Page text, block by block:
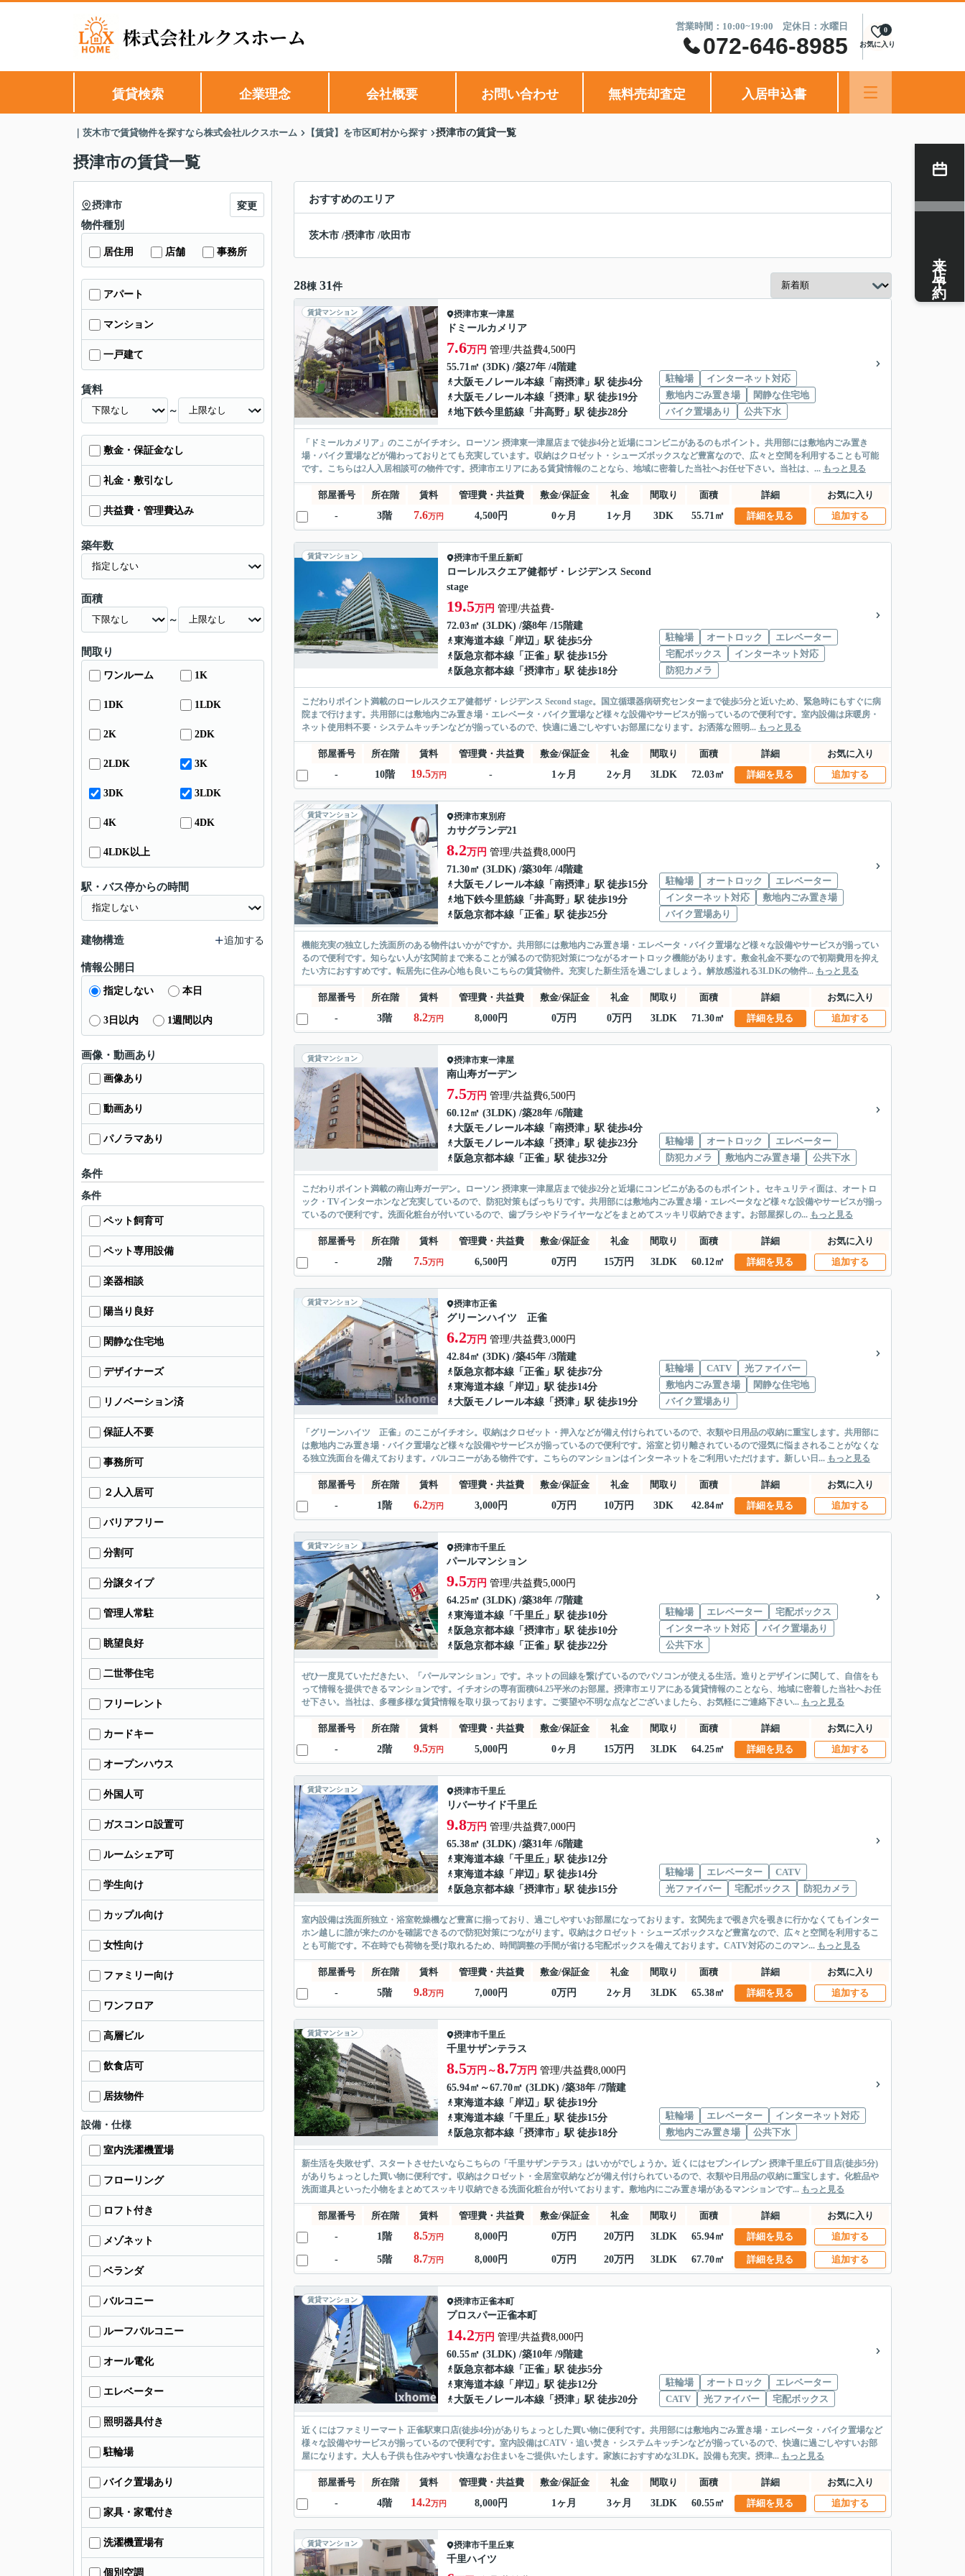
営業時間：10:00~19:00 定休日：水曜日
072-646-8985 お気に入り
0
賃貸検索 企業理念 会社概要 お問い合わせ 無料売却査定 入居申込書
｜茨木市で賃貸物件を探すなら株式会社ルクスホーム 【賃貸】を市区町村から探す 摂津市の賃貸一覧
摂津市の賃貸一覧
おすすめのエリア
茨木市 /摂津市 /吹田市
28棟 31 件
賃貸マンション 摂津市東一津屋
ドミールカメリア
7.6万円 管理/共益費4,500円
55.71㎡ (3DK) /築27年 /4階建
大阪モノレール本線 「 南摂津 」駅 徒歩4分
大阪モノレール本線 「 摂津 」駅 徒歩19分
地下鉄今里筋線 「 井高野 」駅 徒歩28分
駐輪場
インターネット対応
敷地内ごみ置き場
閑静な住宅地
バイク置場あり
公共下水
「ドミールカメリア」のここがイチオシ。ローソン 摂津東一津屋店まで徒歩4分と近場にコンビニがあるのもポイント。共用部には敷地内ごみ置き
場・バイク置場などが備わっておりとても充実しています。収納はクロゼット・シューズボックスなど豊富なので、広々と空間を利用することも可能
です。こちらは2人入居相談可の物件です。摂津市エリアにある賃貸情報のことなら、地域に密着した当社へお任せ下さい。当社は、... もっと見る
部屋番号 所在階 賃料 管理費・共益費 敷金/保証金 礼金 間取り 面積 詳細
お気に入り
-
3階 7.6万円 4,500円 0ヶ月 1ヶ月 3DK 55.71㎡ 詳細を見る 追加する
賃貸マンション 摂津市千里丘新町
ローレルスクエア健都ザ・レジデンス Second
stage
19.5万円 管理/共益費-
72.03㎡ (3LDK) /築8年 /15階建
東海道本線 「 岸辺 」駅 徒歩5分
阪急京都本線 「 正雀 」駅 徒歩15分
阪急京都本線 「 摂津市 」駅 徒歩18分
駐輪場 オートロック
エレベーター
宅配ボックス
インターネット対応
防犯カメラ
こだわりポイント満載のローレルスクエア健都ザ・レジデンス Second stage。国立循環器病研究センターまで徒歩5分と近いため、緊急時にもすぐに病
院まで行けます。共用部には敷地内ごみ置き場・エレベータ・バイク置場など様々な設備やサービスが揃っているので便利です。室内設備は床暖房・
ネット使用料不要・システムキッチンなどが揃っているので、快適に過ごしやすいお部屋になります。お洒落な照明... もっと見る
部屋番号 所在階 賃料 管理費・共益費 敷金/保証金 礼金 間取り 面積 詳細
お気に入り
-
10階 19.5万円 - 1ヶ月 2ヶ月 3LDK 72.03㎡ 詳細を見る 追加する
賃貸マンション 摂津市東別府
カサグランデ21
8.2万円 管理/共益費8,000円
71.30㎡ (3LDK) /築30年 /4階建
大阪モノレール本線 「 南摂津 」駅 徒歩15分
地下鉄今里筋線 「 井高野 」駅 徒歩19分
阪急京都本線 「 正雀 」駅 徒歩25分
駐輪場 オートロック
エレベーター
インターネット対応
敷地内ごみ置き場
バイク置場あり
機能充実の独立した洗面所のある物件はいかがですか。共用部には敷地内ごみ置き場・エレベータ・バイク置場など様々な設備やサービスが揃ってい
るので便利です。知らない人が玄関前まで来ることが減るので防犯対策につながるオートロック機能があります。敷金礼金不要なので初期費用を抑え
たい方におすすめです。転居先に住み心地も良いこちらの賃貸物件。充実した新生活を過ごしましょう。解放感溢れる3LDKの物件... もっと見る
部屋番号 所在階 賃料 管理費・共益費 敷金/保証金 礼金 間取り 面積 詳細
お気に入り
-
3階 8.2万円 8,000円 0万円 0万円 3LDK 71.30㎡ 詳細を見る 追加する
賃貸マンション 摂津市東一津屋
南山寿ガーデン
7.5万円 管理/共益費6,500円
60.12㎡ (3LDK) /築28年 /6階建
大阪モノレール本線 「 南摂津 」駅 徒歩4分
大阪モノレール本線 「 摂津 」駅 徒歩23分
阪急京都本線 「 正雀 」駅 徒歩32分
駐輪場 オートロック
エレベーター
防犯カメラ
敷地内ごみ置き場 公共下水
こだわりポイント満載の南山寿ガーデン。ローソン 摂津東一津屋店まで徒歩2分と近場にコンビニがあるのもポイント。セキュリティ面は、オートロ
ック・TVインターホンなど充実しているので、防犯対策もばっちりです。共用部には敷地内ごみ置き場・エレベータなど様々な設備やサービスが揃っ
ているので便利です。洗面化粧台が付いているので、歯ブラシやドライヤーなどをまとめてスッキリ収納できます。お部屋探しの... もっと見る
部屋番号 所在階 賃料 管理費・共益費 敷金/保証金 礼金 間取り 面積 詳細
お気に入り
-
2階 7.5万円 6,500円 0万円 15万円 3LDK 60.12㎡ 詳細を見る 追加する
賃貸マンション 摂津市正雀
グリーンハイツ 正雀
6.2万円 管理/共益費3,000円
42.84㎡ (3DK) /築45年 /3階建
阪急京都本線 「 正雀 」駅 徒歩7分
東海道本線 「 岸辺 」駅 徒歩14分
大阪モノレール本線 「 摂津 」駅 徒歩19分
駐輪場 CATV
光ファイバー
敷地内ごみ置き場
閑静な住宅地
バイク置場あり
「グリーンハイツ 正雀」のここがイチオシ。収納はクロゼット・押入などが備え付けられているので、衣類や日用品の収納に重宝します。共用部に
は敷地内ごみ置き場・バイク置場など様々な設備やサービスが揃っているので便利です。浴室と切り離されているので湿気に悩まされることがなくな
る独立洗面台を備えております。バルコニーがある物件です。こちらのマンションはインターネットをご利用いただけます。新しい日... もっと見る
部屋番号 所在階 賃料 管理費・共益費 敷金/保証金 礼金 間取り 面積 詳細
お気に入り
-
1階 6.2万円 3,000円 0万円 10万円 3DK 42.84㎡ 詳細を見る 追加する
賃貸マンション 摂津市千里丘
パールマンション
9.5万円 管理/共益費5,000円
64.25㎡ (3LDK) /築38年 /7階建
東海道本線 「 千里丘 」駅 徒歩10分
阪急京都本線 「 摂津市 」駅 徒歩10分
阪急京都本線 「 正雀 」駅 徒歩22分
駐輪場 エレベーター
宅配ボックス
インターネット対応
バイク置場あり
公共下水
ぜひ一度見ていただきたい、「パールマンション」です。ネットの回線を繋げているのでパソコンが使える生活。造りとデザインに関して、自信をも
って情報を提供できるマンションです。イチオシの専有面積64.25平米のお部屋。摂津市エリアにある賃貸情報のことなら、地域に密着した当社へお任
せ下さい。当社は、多種多様な賃貸情報を取り扱っております。ご要望や不明な点などございましたら、お気軽にご連絡下さい... もっと見る
部屋番号 所在階 賃料 管理費・共益費 敷金/保証金 礼金 間取り 面積 詳細
お気に入り
-
2階 9.5万円 5,000円 0ヶ月 15万円 3LDK 64.25㎡ 詳細を見る 追加する
賃貸マンション 摂津市千里丘
リバーサイド千里丘
9.8万円 管理/共益費7,000円
65.38㎡ (3LDK) /築31年 /6階建
東海道本線 「 千里丘 」駅 徒歩12分
東海道本線 「 岸辺 」駅 徒歩14分
阪急京都本線 「 摂津市 」駅 徒歩15分
駐輪場 エレベーター
CATV
光ファイバー
宅配ボックス 防犯カメラ
室内設備は洗面所独立・浴室乾燥機など豊富に揃っており、過ごしやすいお部屋になっております。玄関先まで覗き穴を覗きに行かなくてもインター
ホン越しに誰が来たのかを確認できるので防犯対策につながります。収納はクロゼット・シューズボックスなど豊富なので、広々と空間を利用するこ
とも可能です。不在時でも荷物を受け取れるため、時間調整の手間が省ける宅配ボックスを備えております。CATV対応のこのマン... もっと見る
部屋番号 所在階 賃料 管理費・共益費 敷金/保証金 礼金 間取り 面積 詳細
お気に入り
-
5階 9.8万円 7,000円 0万円 2ヶ月 3LDK 65.38㎡ 詳細を見る 追加する
賃貸マンション 摂津市千里丘
千里サザンテラス
8.5万円～8.7万円 管理/共益費8,000円
65.94㎡～67.70㎡ (3LDK) /築38年 /7階建
東海道本線 「 岸辺 」駅 徒歩19分
東海道本線 「 千里丘 」駅 徒歩15分
阪急京都本線 「 摂津市 」駅 徒歩18分
駐輪場 エレベーター
インターネット対応
敷地内ごみ置き場
公共下水
新生活を失敗せず、スタートさせたいならこちらの「千里サザンテラス」はいかがでしょうか。近くにはセブンイレブン 摂津千里丘6丁目店(徒歩5分)
がありちょっとした買い物に便利です。収納はクロゼット・全居室収納などが備え付けられているので、衣類や日用品の収納に重宝します。化粧品や
洗面道具といった小物をまとめてスッキリ収納できる洗面化粧台が付いております。敷地内にごみ置き場があるマンションです... もっと見る
部屋番号 所在階 賃料 管理費・共益費 敷金/保証金 礼金 間取り 面積 詳細
お気に入り
-
1階 8.5万円 8,000円 0万円 20万円 3LDK 65.94㎡ 詳細を見る 追加する
- 5階 8.7万円 8,000円 0万円 20万円 3LDK 67.70㎡ 詳細を見る 追加する
賃貸マンション 摂津市正雀本町
プロスパー正雀本町
14.2万円 管理/共益費8,000円
60.55㎡ (3LDK) /築10年 /9階建
阪急京都本線 「 正雀 」駅 徒歩5分
東海道本線 「 岸辺 」駅 徒歩12分
大阪モノレール本線 「 摂津 」駅 徒歩20分
駐輪場 オートロック
エレベーター
CATV
光ファイバー 宅配ボックス
近くにはファミリーマート 正雀駅東口店(徒歩4分)がありちょっとした買い物に便利です。共用部には敷地内ごみ置き場・エレベータ・バイク置場など
様々な設備やサービスが揃っているので便利です。室内設備はCATV・追い焚き・システムキッチンなどが揃っているので、快適に過ごしやすいお部
屋になります。大人も子供も住みやすい快適なお住まいをご提供いたします。家族におすすめな3LDK。設備も充実。摂津... もっと見る
部屋番号 所在階 賃料 管理費・共益費 敷金/保証金 礼金 間取り 面積 詳細
お気に入り
-
4階 14.2万円 8,000円 1ヶ月 3ヶ月 3LDK 60.55㎡ 詳細を見る 追加する
賃貸マンション 摂津市千里丘東
千里ハイツ
摂津市 変更
物件種別
居住用 店舗 事務所
アパート
マンション
一戸建て
賃料
～
敷金・保証金なし
礼金・敷引なし
共益費・管理費込み
築年数
面積
～
間取り
ワンルーム 1K
1DK 1LDK
2K 2DK
2LDK 3K
3DK 3LDK
4K 4DK
4LDK以上
駅・バス停からの時間
建物構造 追加する
情報公開日
指定しない 本日
3日以内 1週間以内
画像・動画あり
画像あり
動画あり
パノラマあり
条件
条件
ペット飼育可
ペット専用設備
楽器相談
陽当り良好
閑静な住宅地
デザイナーズ
リノベーション済
保証人不要
事務所可
２人入居可
バリアフリー
分割可
分譲タイプ
管理人常駐
眺望良好
二世帯住宅
フリーレント
カードキー
オープンハウス
外国人可
ガスコンロ設置可
ルームシェア可
学生向け
カップル向け
女性向け
ファミリー向け
ワンフロア
高層ビル
飲食店可
居抜物件
設備・仕様
室内洗濯機置場
フローリング
ロフト付き
メゾネット
ベランダ
バルコニー
ルーフバルコニー
オール電化
エレベーター
照明器具付き
駐輪場
バイク置場あり
家具・家電付き
洗濯機置場有
個別空調
来店予約